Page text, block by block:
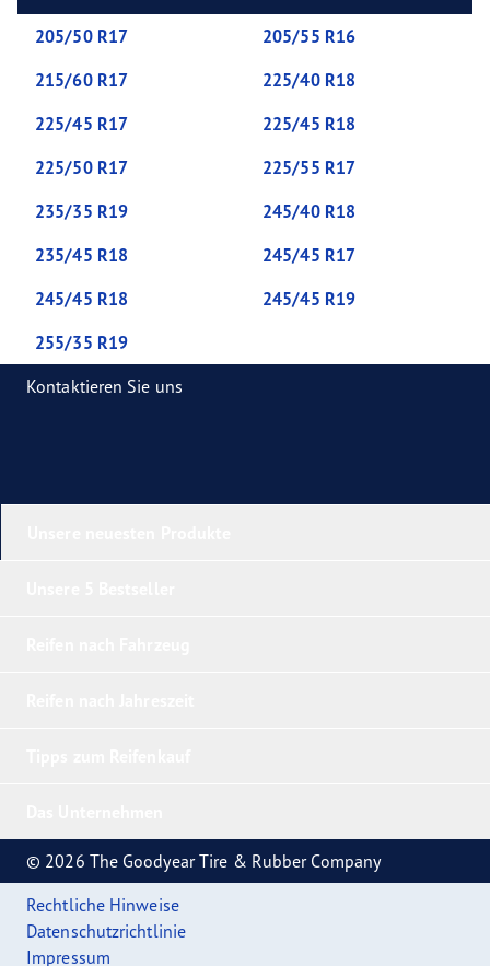
205/50 R17
205/55 R16
215/60 R17
225/40 R18
225/45 R17
225/45 R18
225/50 R17
225/55 R17
235/35 R19
245/40 R18
235/45 R18
245/45 R17
245/45 R18
245/45 R19
255/35 R19
Kontaktieren Sie uns
© 2026 The Goodyear Tire & Rubber Company
Rechtliche Hinweise
Datenschutzrichtlinie
Impressum